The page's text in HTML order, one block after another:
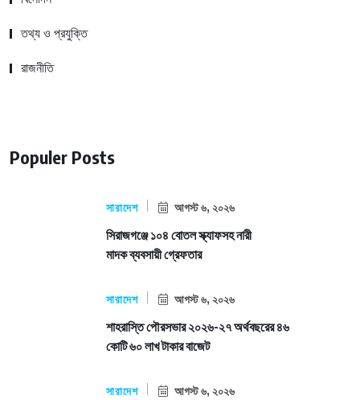
তথ্য ও প্রযুক্তি
রাজনীতি
Populer Posts
সারাদেশ আগস্ট ৬, ২০২৬
সিরাজগঞ্জে ১০৪ বোতল স্ক্যাফসহ নারী
মাদক ব্যবসায়ী গ্রেফতার
সারাদেশ আগস্ট ৬, ২০২৬
শাহরাস্তি পৌরসভার ২০২৬-২৭ অর্থবছরের ৪৬
কোটি ৬০ লাখ টাকার বাজেট
সারাদেশ আগস্ট ৬, ২০২৬